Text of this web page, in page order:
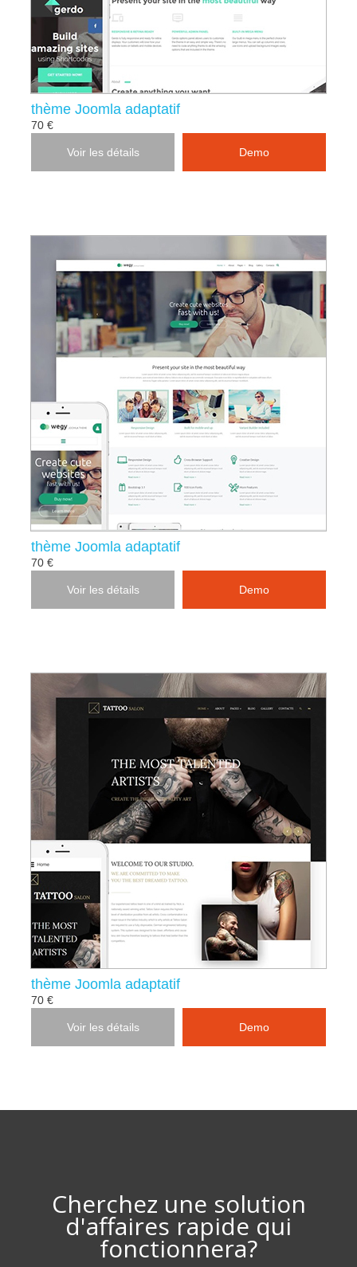
thème Joomla adaptatif
70 €
Voir les détails Demo
thème Joomla adaptatif
70 €
Voir les détails Demo
thème Joomla adaptatif
70 €
Voir les détails Demo
Cherchez une solution
d'affaires rapide qui
fonctionnera?